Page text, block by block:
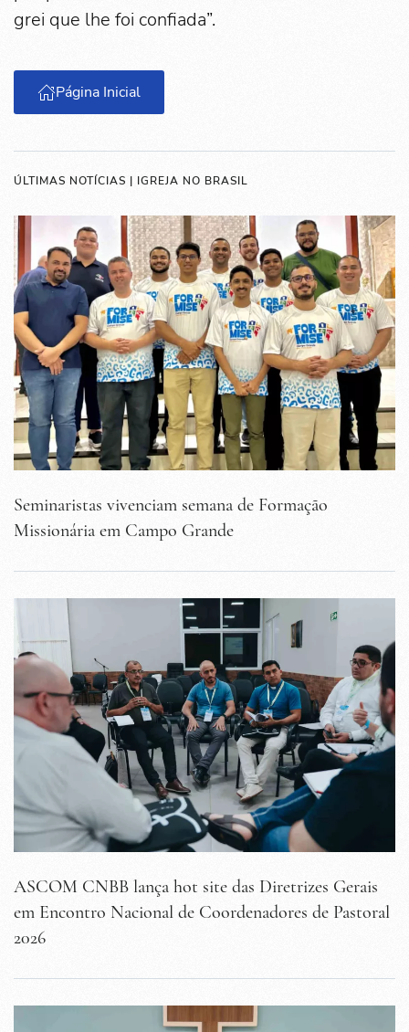
grei que lhe foi confiada”.
Página Inicial
ÚLTIMAS NOTÍCIAS | IGREJA NO BRASIL
Seminaristas vivenciam semana de Formação
Missionária em Campo Grande
ASCOM CNBB lança hot site das Diretrizes Gerais
em Encontro Nacional de Coordenadores de Pastoral
2026